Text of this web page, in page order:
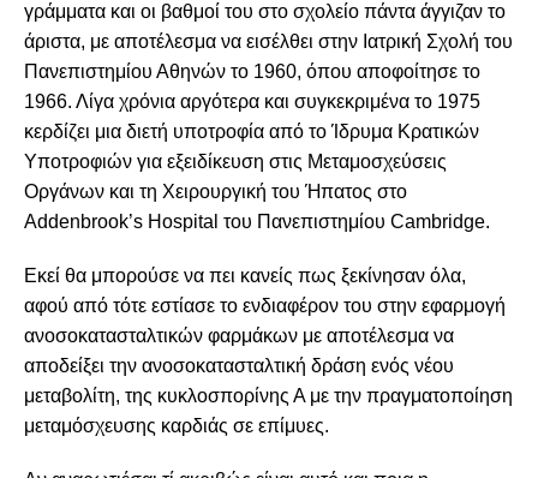
γράμματα και οι βαθμοί του στο σχολείο πάντα άγγιζαν το
άριστα, με αποτέλεσμα να εισέλθει στην Ιατρική Σχολή του
Πανεπιστημίου Αθηνών το 1960, όπου αποφοίτησε το
1966. Λίγα χρόνια αργότερα και συγκεκριμένα το 1975
κερδίζει μια διετή υποτροφία από το Ίδρυμα Κρατικών
Υποτροφιών για εξειδίκευση στις Μεταμοσχεύσεις
Οργάνων και τη Χειρουργική του Ήπατος στο
Addenbrook’s Hospital του Πανεπιστημίου Cambridge.
Εκεί θα μπορούσε να πει κανείς πως ξεκίνησαν όλα,
αφού από τότε εστίασε το ενδιαφέρον του στην εφαρμογή
ανοσοκατασταλτικών φαρμάκων με αποτέλεσμα να
αποδείξει την ανοσοκατασταλτική δράση ενός νέου
μεταβολίτη, της κυκλοσπορίνης Α με την πραγματοποίηση
μεταμόσχευσης καρδιάς σε επίμυες.